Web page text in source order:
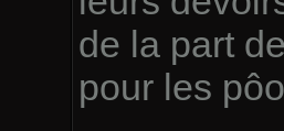
de la part
pour les